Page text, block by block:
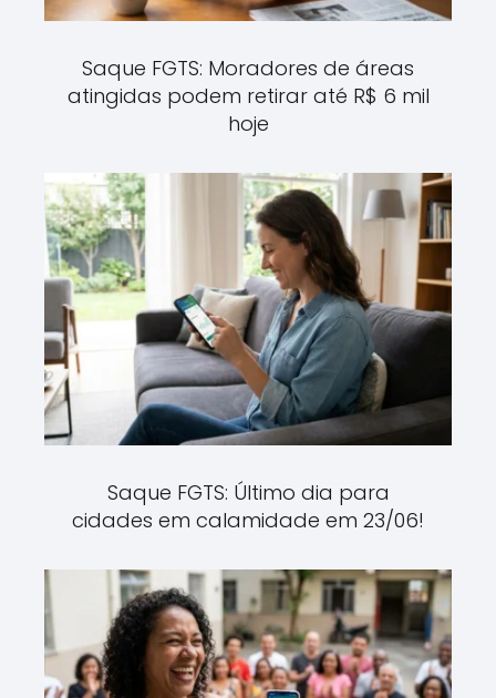
Saque FGTS: Moradores de áreas
atingidas podem retirar até R$ 6 mil
hoje
Saque FGTS: Último dia para
cidades em calamidade em 23/06!